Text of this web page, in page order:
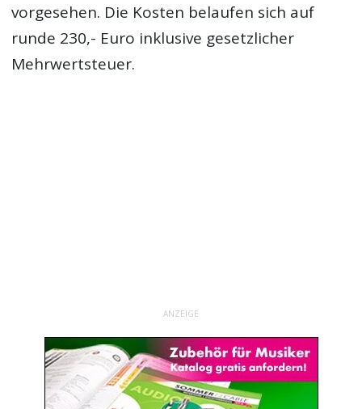
vorgesehen. Die Kosten belaufen sich auf
runde 230,- Euro inklusive gesetzlicher
Mehrwertsteuer.
ANZEIGE